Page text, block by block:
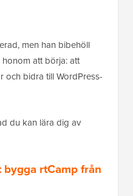
men han bibehöll
att börja: att
och bidra till WordPress-
du kan lära dig av
rtCamp från